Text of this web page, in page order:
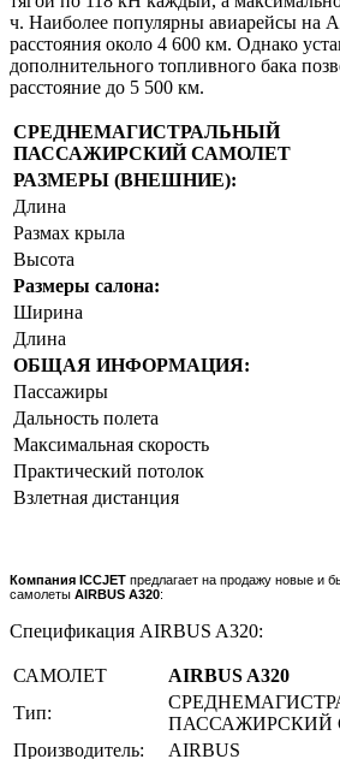
ч. Наиболее популярны авиарейсы на
расстояния около 4 600 км. Однако
дополнительного топливного бака
расстояние до 5 500 км.
СРЕДНЕМАГИСТРАЛЬНЫЙ
ПАССАЖИРСКИЙ САМОЛЕТ
РАЗМЕРЫ (ВНЕШНИЕ):
Длина
Размах крыла
Высота
Размеры салона:
Ширина
Длина
ОБЩАЯ ИНФОРМАЦИЯ:
Пассажиры
Дальность полета
Максимальная скорость
Практический потолок
Взлетная дистанция
Компания ICCJET предлагает на продажу новые и
самолеты AIRBUS A320:
Спецификация AIRBUS A320:
САМОЛЕТ
AIRBUS A320
Тип:
ПАССАЖИРСКИЙ
Производитель:
AIRBUS